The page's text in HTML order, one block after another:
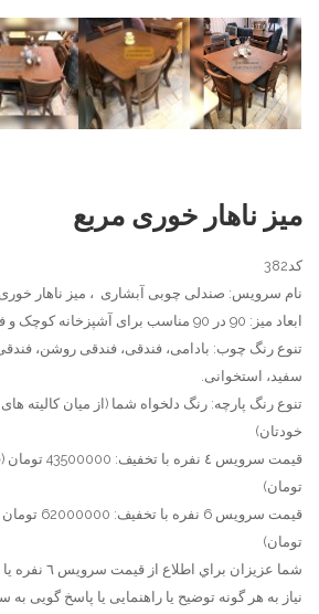
میز ناهار خوری مربع
کد382
نام سرویس: صندلی چوبی آبشاری ، ميز ناهار خوری کم
ابعاد میز: 90 در 90 مناسب برای آشپزخانه کوچک و فضای جمع و جور
تنوع رنگ چوب: بادامی، فندقی، فندقی روشن،
سفید، استخوانی.
تنوع رنگ پارچه: رنگ دلخواه شما (از میان کالیته
خودتان)
تومان)
تومان)
نیاز به هر گونه توضیح یا راهنمایی یا پاسخ گویی